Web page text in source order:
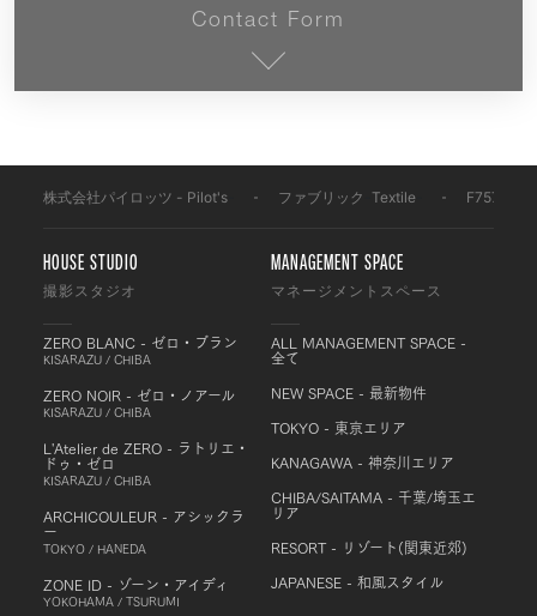
Contact Form
株式会社パイロッツ - Pilot's ファブリック Textile F757
HOUSE STUDIO
撮影スタジオ
ZERO BLANC - ゼロ・ブラン
KISARAZU / CHIBA
ZERO NOIR - ゼロ・ノアール
KISARAZU / CHIBA
L'Atelier de ZERO - ラトリエ・
ドゥ・ゼロ
KISARAZU / CHIBA
ARCHICOULEUR - アシックラ
ー
TOKYO / HANEDA
ZONE ID - ゾーン・アイディ
YOKOHAMA / TSURUMI
MANAGEMENT SPACE
マネージメントスペース
ALL MANAGEMENT SPACE -
全て
NEW SPACE - 最新物件
TOKYO - 東京エリア
KANAGAWA - 神奈川エリア
CHIBA/SAITAMA - 千葉/埼玉エ
リア
RESORT - リゾート(関東近郊)
JAPANESE - 和風スタイル